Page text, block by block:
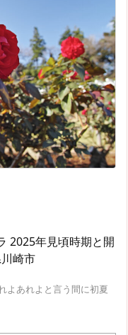
2025年見頃時期と開
崎市
よあれよと言う間に初夏